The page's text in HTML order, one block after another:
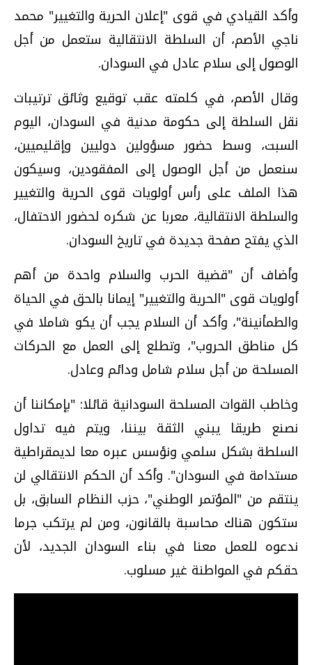
وأكد القيادي في قوى "إعلان الحرية والتغيير" محمد
ناجي الأصم، أن السلطة الانتقالية ستعمل من أجل
الوصول إلى سلام عادل في السودان.
وقال الأصم، في كلمته عقب توقيع وثائق ترتيبات
نقل السلطة إلى حكومة مدنية في السودان، اليوم
السبت، وسط حضور مسؤولين دوليين وإقليميين،
سنعمل من أجل الوصول إلى المفقودين، وسيكون
هذا الملف على رأس أولويات قوى الحرية والتغيير
والسلطة الانتقالية، معربا عن شكره لحضور الاحتفال،
الذي يفتح صفحة جديدة في تاريخ السودان.
وأضاف أن "قضية الحرب والسلام واحدة من أهم
أولويات قوى "الحرية والتغيير" إيمانا بالحق في الحياة
والطمأنينة"، وأكد أن السلام يجب أن يكو شاملا في
كل مناطق الحروب"، وتطلع إلى العمل مع الحركات
المسلحة من أجل سلام شامل ودائم وعادل.
وخاطب القوات المسلحة السودانية قائلا: "بإمكاننا أن
نصنع طريقا يبني الثقة بيننا، ويتم فيه تداول
السلطة بشكل سلمي ونؤسس عبره معا لديمقراطية
مستدامة في السودان". وأكد أن الحكم الانتقالي لن
ينتقم من "المؤتمر الوطني"، حزب النظام السابق، بل
ستكون هناك محاسبة بالقانون، ومن لم يرتكب جرما
ندعوه للعمل معنا في بناء السودان الجديد، لأن
حقكم في المواطنة غير مسلوب.